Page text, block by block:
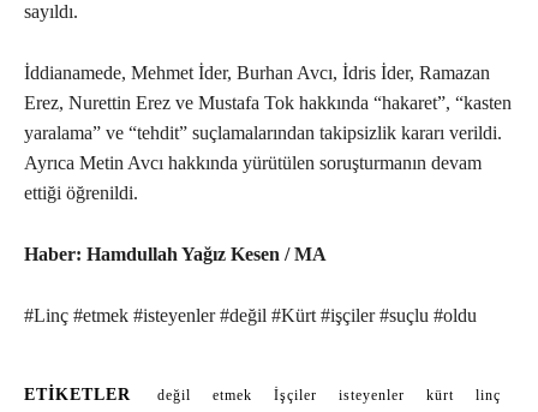
sayıldı.
İddianamede, Mehmet İder, Burhan Avcı, İdris İder, Ramazan
Erez, Nurettin Erez ve Mustafa Tok hakkında “hakaret”, “kasten
yaralama” ve “tehdit” suçlamalarından takipsizlik kararı verildi.
Ayrıca Metin Avcı hakkında yürütülen soruşturmanın devam
ettiği öğrenildi.
Haber: Hamdullah Yağız Kesen / MA
#Linç #etmek #isteyenler #değil #Kürt #işçiler #suçlu #oldu
ETIKETLER değil etmek İşçiler isteyenler kürt linç